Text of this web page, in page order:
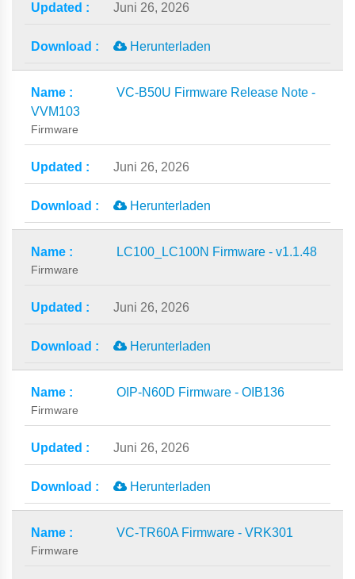
Juni 26, 2026
Herunterladen
VC-B50U Firmware Release Note -
VVM103
Firmware
Juni 26, 2026
Herunterladen
LC100_LC100N Firmware - v1.1.48
Firmware
Juni 26, 2026
Herunterladen
OIP-N60D Firmware - OIB136
Firmware
Juni 26, 2026
Herunterladen
VC-TR60A Firmware - VRK301
Firmware